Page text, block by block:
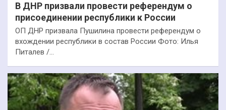
В ДНР призвали провести референдум о
присоединении республики к России
ОП ДНР призвала Пушилина провести референдум о
вхождении республики в состав России Фото: Илья
Питалев /…